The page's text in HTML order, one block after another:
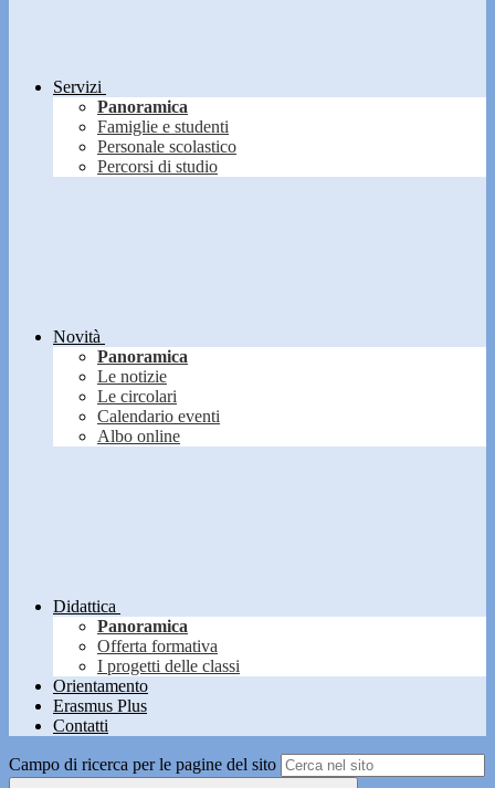
Servizi
Panoramica
Famiglie e studenti
Personale scolastico
Percorsi di studio
Novità
Panoramica
Le notizie
Le circolari
Calendario eventi
Albo online
Didattica
Panoramica
Offerta formativa
I progetti delle classi
Orientamento
Erasmus Plus
Contatti
Campo di ricerca per le pagine del sito